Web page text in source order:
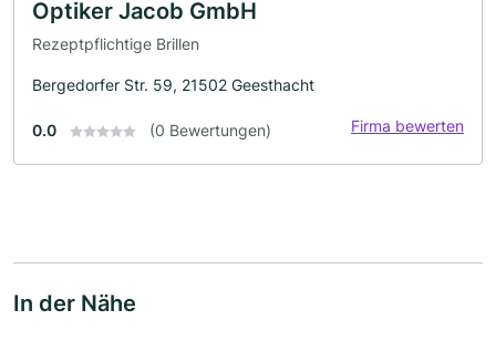
Optiker Jacob GmbH
Rezeptpflichtige Brillen
Bergedorfer Str. 59, 21502 Geesthacht
0.0 (0 Bewertungen) Firma bewerten
In der Nähe